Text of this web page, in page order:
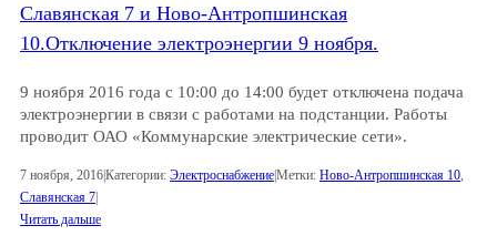
Славянская 7 и Ново-Антропшинская
10.Отключение электроэнергии 9 ноября.
9 ноября 2016 года с 10:00 до 14:00 будет отключена подача
электроэнергии в связи с работами на подстанции. Работы
проводит ОАО «Коммунарские электрические сети».
7 ноября, 2016|Категории: Электроснабжение|Метки: Ново-Антропшинская 10
Славянская 7|
Читать дальше